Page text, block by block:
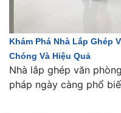
Khám Phá Nhà Lắp Ghép
Chóng Và Hiệu Quả
Nhà lắp ghép văn
pháp ngày càng phổ